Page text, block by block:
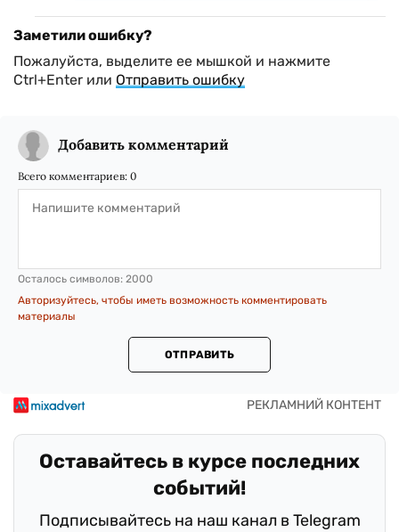
Заметили ошибку?
Пожалуйста, выделите ее мышкой и нажмите
Ctrl+Enter или Отправить ошибку
Добавить комментарий
Всего комментариев: 0
Осталось символов: 2000
Авторизуйтесь, чтобы иметь возможность комментировать
материалы
ОТПРАВИТЬ
Оставайтесь в курсе последних
событий!
Подписывайтесь на наш канал в Telegram